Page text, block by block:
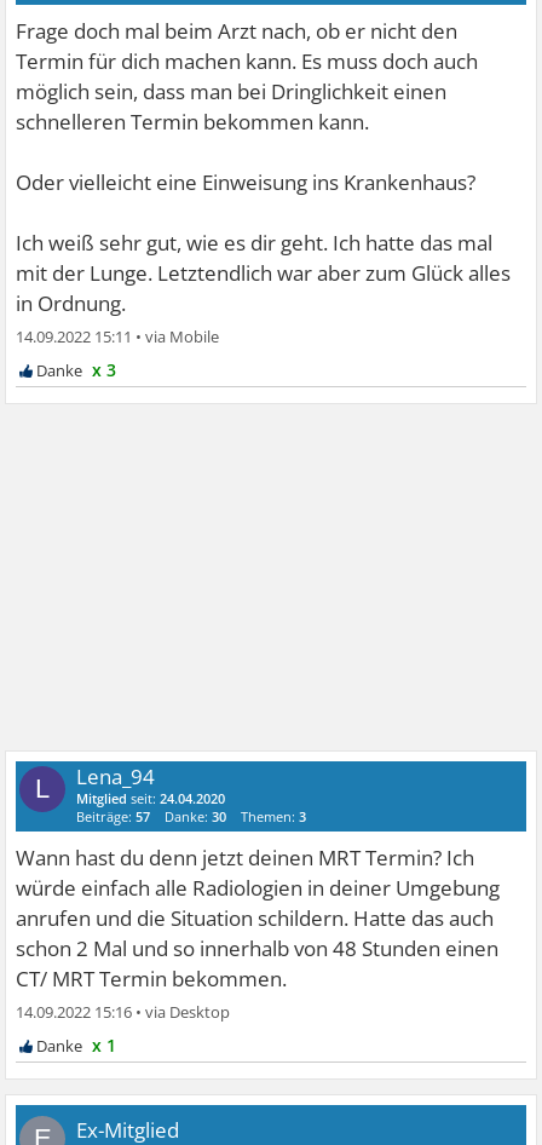
Frage doch mal beim Arzt nach, ob er nicht den
Termin für dich machen kann. Es muss doch auch
möglich sein, dass man bei Dringlichkeit einen
schnelleren Termin bekommen kann.
Oder vielleicht eine Einweisung ins Krankenhaus?
Ich weiß sehr gut, wie es dir geht. Ich hatte das mal
mit der Lunge. Letztendlich war aber zum Glück alles
in Ordnung.
14.09.2022 15:11 •
x 3
L Lena_94
Mitglied seit:24.04.2020
Beiträge:57 Danke:30 Themen:3
Wann hast du denn jetzt deinen MRT Termin? Ich
würde einfach alle Radiologien in deiner Umgebung
anrufen und die Situation schildern. Hatte das auch
schon 2 Mal und so innerhalb von 48 Stunden einen
CT/ MRT Termin bekommen.
14.09.2022 15:16 •
x 1
E Ex-Mitglied